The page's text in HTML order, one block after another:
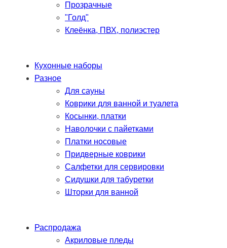
Прозрачные
"Голд"
Клеёнка, ПВХ, полиэстер
Кухонные наборы
Разное
Для сауны
Коврики для ванной и туалета
Косынки, платки
Наволочки с пайетками
Платки носовые
Придверные коврики
Салфетки для сервировки
Сидушки для табуретки
Шторки для ванной
Распродажа
Акриловые пледы